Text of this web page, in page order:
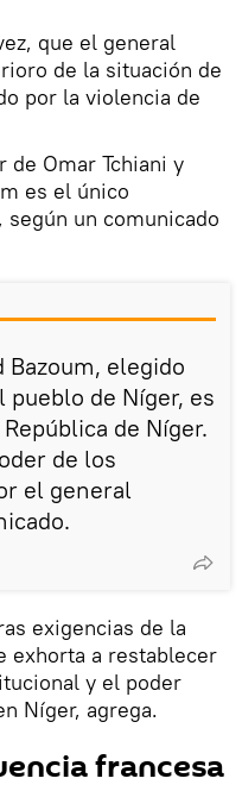
que el general
de la situación de
por la violencia de
de Omar Tchiani y
es el único
un comunicado
elegido
de Níger, es
de Níger.
de los
el general
exigencias de la
exhorta a restablecer
y el poder
Níger, agrega.
francesa